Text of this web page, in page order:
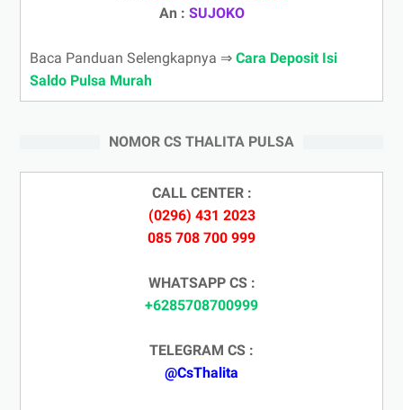
An : SUJOKO
Baca Panduan Selengkapnya ⇒ Cara Deposit Isi
Saldo Pulsa Murah
NOMOR CS THALITA PULSA
CALL CENTER :
(0296) 431 2023
085 708 700 999
WHATSAPP CS :
+6285708700999
TELEGRAM CS :
@CsThalita